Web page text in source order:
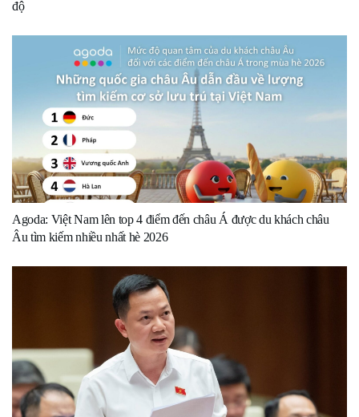
độ
Agoda: Việt Nam lên top 4 điểm đến châu Á được du khách châu
Âu tìm kiếm nhiều nhất hè 2026